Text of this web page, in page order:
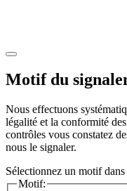
Motif du
Nous effectuons
légalité et la conformité
contrôles vous constatez
nous le signaler.
Sélectionnez un motif
Motif: